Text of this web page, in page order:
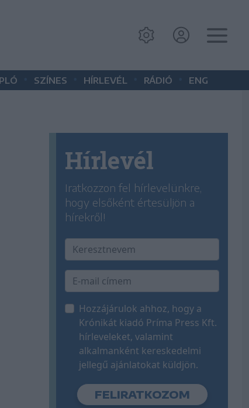
SZÍNES HÍRLEVÉL RÁDIÓ ENG
Hírlevél
Iratkozzon fel hírlevelünkre,
hogy elsőként értesüljön a
hírekről!
Hozzájárulok ahhoz, hogy a
Krónikát kiadó Príma Press Kft.
hírleveleket, valamint
alkalmanként kereskedelmi
jellegű ajánlatokat küldjön.